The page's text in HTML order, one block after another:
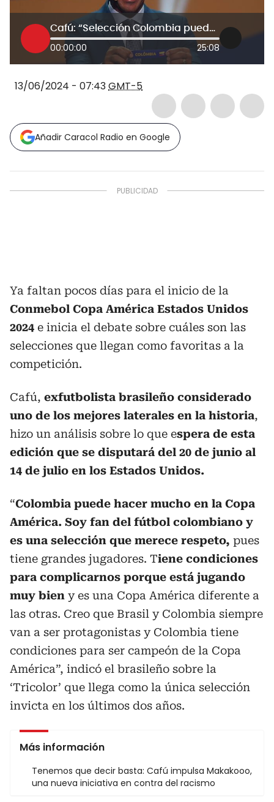
Cafú: “Selección Colombia puede hacer mucho en la Copa América”
00:00:00 25:08
13/06/2024 - 07:43GMT-5
Añadir Caracol Radio en Google
Ya faltan pocos días para el inicio de la
Conmebol Copa América Estados Unidos
2024 e inicia el debate sobre cuáles son las
selecciones que llegan como favoritas a la
competición.
Cafú, exfutbolista brasileño considerado
uno de los mejores laterales en la historia,
hizo un análisis sobre lo que espera de esta
edición que se disputará del 20 de junio al
14 de julio en los Estados Unidos.
“Colombia puede hacer mucho en la Copa
América. Soy fan del fútbol colombiano y
es una selección que merece respeto, pues
tiene grandes jugadores. Tiene condiciones
para complicarnos porque está jugando
muy bien y es una Copa América diferente a
las otras. Creo que Brasil y Colombia siempre
van a ser protagonistas y Colombia tiene
condiciones para ser campeón de la Copa
América”, indicó el brasileño sobre la
‘Tricolor’ que llega como la única selección
invicta en los últimos dos años.
Más información
Tenemos que decir basta: Cafú impulsa Makakooo,
una nueva iniciativa en contra del racismo